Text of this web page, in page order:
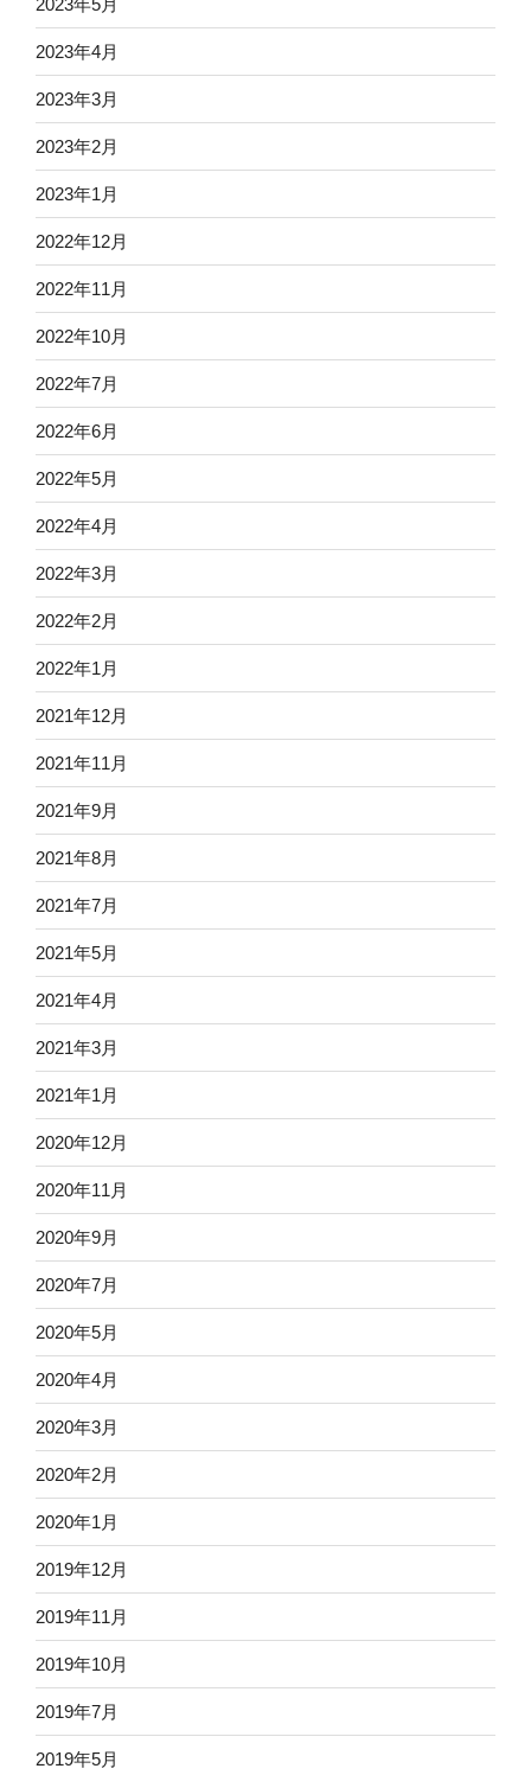
2023年4月
2023年3月
2023年2月
2023年1月
2022年12月
2022年11月
2022年10月
2022年7月
2022年6月
2022年5月
2022年4月
2022年3月
2022年2月
2022年1月
2021年12月
2021年11月
2021年9月
2021年8月
2021年7月
2021年5月
2021年4月
2021年3月
2021年1月
2020年12月
2020年11月
2020年9月
2020年7月
2020年5月
2020年4月
2020年3月
2020年2月
2020年1月
2019年12月
2019年11月
2019年10月
2019年7月
2019年5月